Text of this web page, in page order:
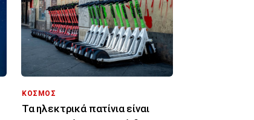
ΚΟΣΜΟΣ
Τα ηλεκτρικά πατίνια είναι